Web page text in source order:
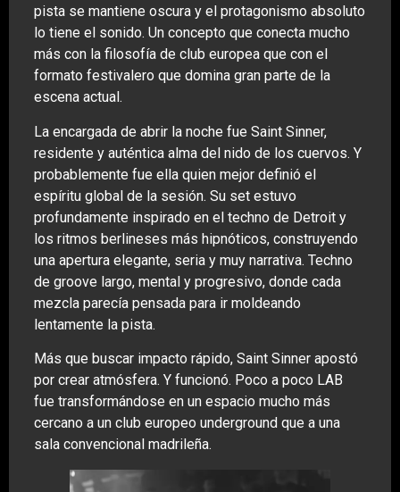
pista se mantiene oscura y el protagonismo absoluto
lo tiene el sonido. Un concepto que conecta mucho
más con la filosofía de club europea que con el
formato festivalero que domina gran parte de la
escena actual.
La encargada de abrir la noche fue Saint Sinner,
residente y auténtica alma del nido de los cuervos. Y
probablemente fue ella quien mejor definió el
espíritu global de la sesión. Su set estuvo
profundamente inspirado en el techno de Detroit y
los ritmos berlineses más hipnóticos, construyendo
una apertura elegante, seria y muy narrativa. Techno
de groove largo, mental y progresivo, donde cada
mezcla parecía pensada para ir moldeando
lentamente la pista.
Más que buscar impacto rápido, Saint Sinner apostó
por crear atmósfera. Y funcionó. Poco a poco LAB
fue transformándose en un espacio mucho más
cercano a un club europeo underground que a una
sala convencional madrileña.